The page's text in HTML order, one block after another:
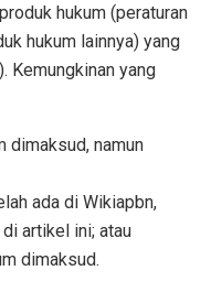
hukum (peraturan
hukum lainnya) yang
Kemungkinan yang
dimaksud, namun
ada di Wikiapbn,
artikel ini; atau
dimaksud.